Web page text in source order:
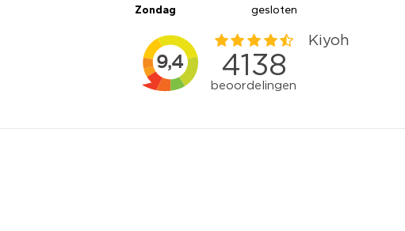
Zondag
gesloten